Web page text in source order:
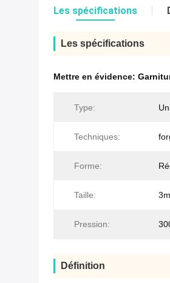
Les spécifications
Les spécifications
Mettre en évidence:
Type:
Techniques:
Forme:
Taille:
Pression:
Définition